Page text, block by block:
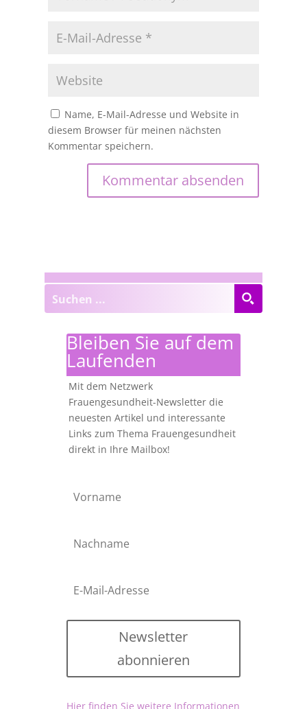
Name, E-Mail-Adresse und Website in
diesem Browser für meinen nächsten
Kommentar speichern.
Bleiben Sie auf dem
Laufenden
Mit dem Netzwerk
Frauengesundheit-Newsletter die
neuesten Artikel und interessante
Links zum Thema Frauengesundheit
direkt in Ihre Mailbox!
Newsletter
abonnieren
Hier finden Sie weitere Informationen